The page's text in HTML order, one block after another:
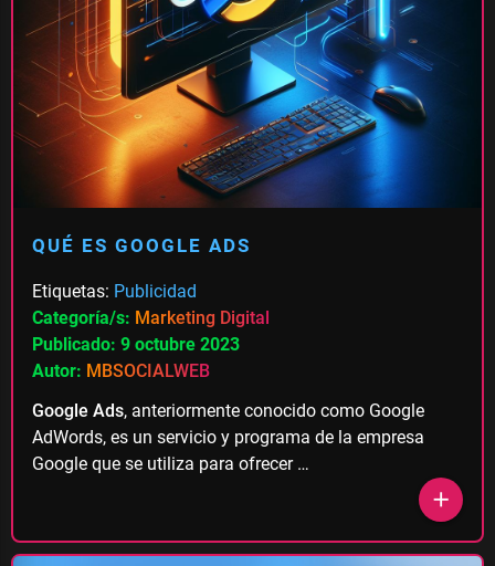
QUÉ ES GOOGLE ADS
Etiquetas: Publicidad
Categoría/s: Marketing Digital
Publicado: 9 octubre 2023
Autor: MBSOCIALWEB
Google Ads, anteriormente conocido como Google
AdWords, es un servicio y programa de la empresa
Google que se utiliza para ofrecer …
add